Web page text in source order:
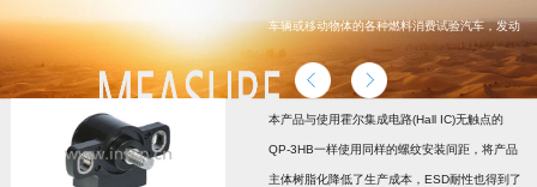
车辆或移动物体的各种燃料消费试验汽车，发动
机，汽车配件，能源
本产品与使用霍尔集成电路(Hall IC)无触点的
QP-3HB一样使用同样的螺纹安装间距，将产品
主体树脂化降低了生产成本，ESD耐性也得到了